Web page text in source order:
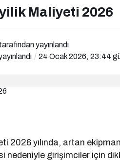
Maliyeti 2026
tarafından yayınlandı
24 Ocak 2026, 23:44
2026 yılında, artan
nedeniyle girişimciler için